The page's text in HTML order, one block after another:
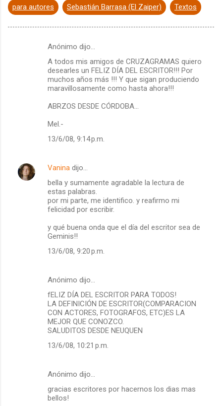
para autores Sebastián Barrasa (El Zaiper) Textos
o
Anónimo dijo…
A todos mis amigos de CRUZAGRAMAS quiero
desearles un FELIZ DÍA DEL ESCRITOR!!! Por
muchos años más !!! Y que sigan produciendo
maravillosamente como hasta ahora!!!
ABRZOS DESDE CÓRDOBA...
Mel.-
13/6/08, 9:14 p.m.
Vanina dijo…
bella y sumamente agradable la lectura de
estas palabras.
por mi parte, me identifico. y reafirmo mi
felicidad por escribir.
y qué buena onda que el día del escritor sea de
Geminis!!
13/6/08, 9:20 p.m.
Anónimo dijo…
fELIZ DÍA DEL ESCRITOR PARA TODOS!
LA DEFINICIÓN DE ESCRITOR(COMPARACION
CON ACTORES, FOTOGRAFOS, ETC)ES LA
MEJOR QUE CONOZCO.
SALUDITOS DESDE NEUQUEN
13/6/08, 10:21 p.m.
Anónimo dijo…
gracias escritores por hacernos los dias mas
bellos!